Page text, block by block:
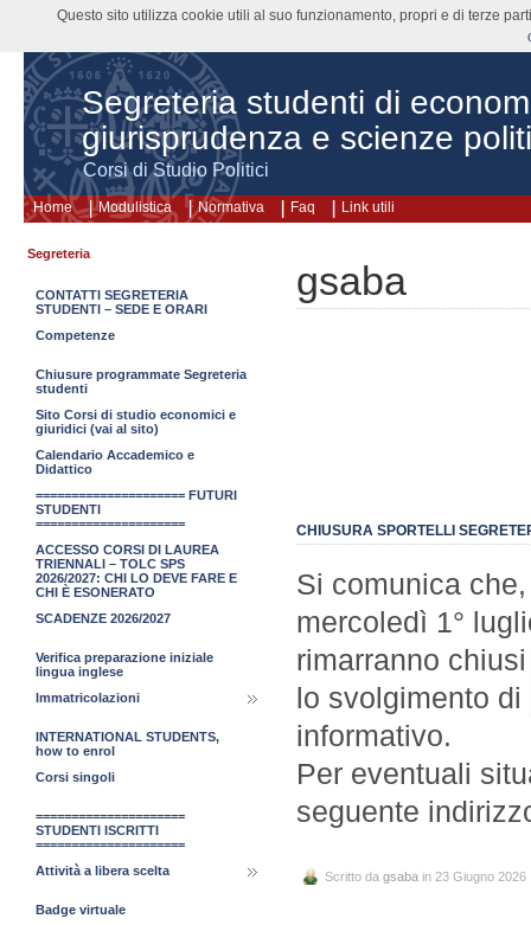
Segreteria studenti di
giurisprudenza e scienze
Corsi di Studio Politici
Home Modulistica Normativa Faq Link utili
gsaba
CHIUSURA SPORTELLI
Si comunica
mercoledì 1°
rimarranno
lo svolgimento
informativo.
Per eventuali
seguente
Scritto da gsaba in 23 Giugno 2026
Segreteria
CONTATTI SEGRETERIA
STUDENTI – SEDE E ORARI
Competenze
Chiusure programmate Segreteria
studenti
Sito Corsi di studio economici e
giuridici (vai al sito)
Calendario Accademico e
Didattico
===================== FUTURI
STUDENTI
=====================
ACCESSO CORSI DI LAUREA
TRIENNALI – TOLC SPS
2026/2027: CHI LO DEVE FARE E
CHI È ESONERATO
SCADENZE 2026/2027
Verifica preparazione iniziale
lingua inglese
Immatricolazioni
INTERNATIONAL STUDENTS,
how to enrol
Corsi singoli
=====================
STUDENTI ISCRITTI
=====================
Attività a libera scelta
Badge virtuale
Questo sito utilizza cookie utili al suo funzionamento, propri e di terze